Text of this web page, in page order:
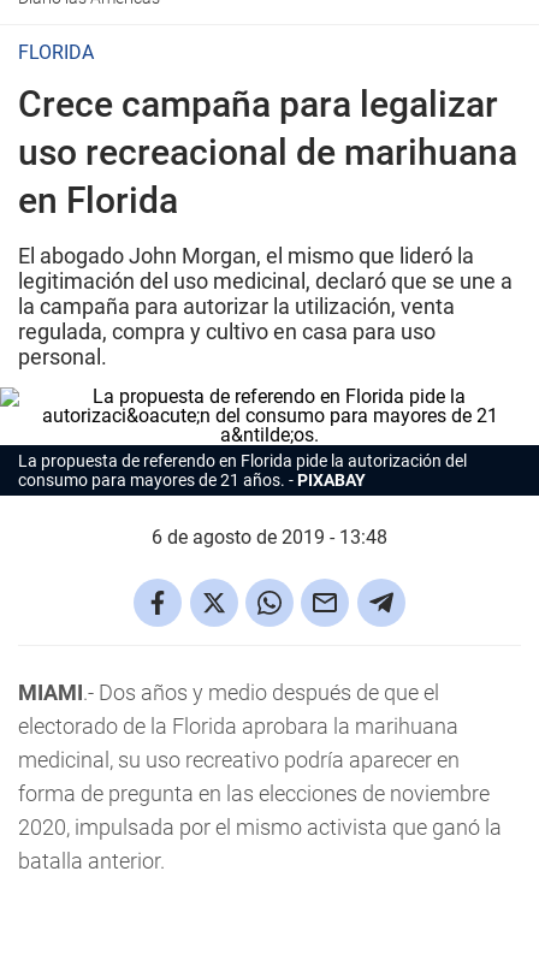
FLORIDA
Crece campaña para legalizar
uso recreacional de marihuana
en Florida
El abogado John Morgan, el mismo que lideró la
legitimación del uso medicinal, declaró que se une a
la campaña para autorizar la utilización, venta
regulada, compra y cultivo en casa para uso
personal.
La propuesta de referendo en Florida pide la autorización del
consumo para mayores de 21 años.
PIXABAY
6 de agosto de 2019 - 13:48
MIAMI.- Dos años y medio después de que el
electorado de la Florida aprobara la marihuana
medicinal, su uso recreativo podría aparecer en
forma de pregunta en las elecciones de noviembre
2020, impulsada por el mismo activista que ganó la
batalla anterior.